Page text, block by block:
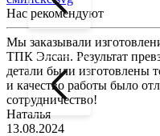
Нас рекомендуют
Мы заказывали
ТПК Элсан. Результат
детали были изготовлены
и качество работы было
сотрудничество!
Наталья
13.08.2024